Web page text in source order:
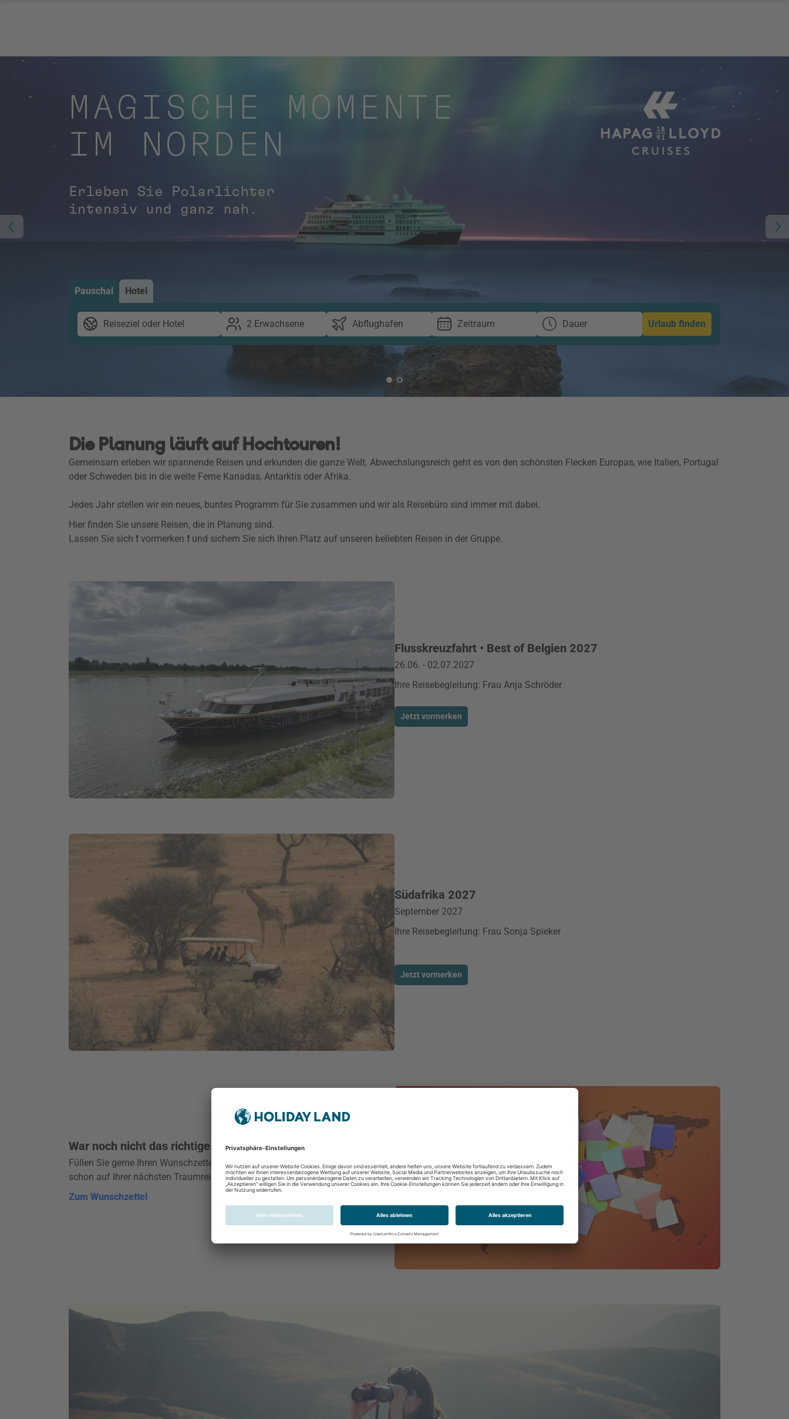
Pauschal Hotel
Reiseziel oder Hotel 2 Erwachsene Abflughafen Zeitraum Dauer Urlaub finden
Die Planung läuft auf Hochtouren!
Gemeinsam erleben wir spannende Reisen und erkunden die ganze Welt. Abwechslungsreich geht es von den schönsten Flecken Europas, wie Italien, Portugal
oder Schweden bis in die weite Ferne Kanadas, Antarktis oder Afrika.
Jedes Jahr stellen wir ein neues, buntes Programm für Sie zusammen und wir als Reisebüro sind immer mit dabei.
Hier finden Sie unsere Reisen, die in Planung sind.
Lassen Sie sich ❗ vormerken ❗ und sichern Sie sich Ihren Platz auf unseren beliebten Reisen in der Gruppe.
Flusskreuzfahrt • Best of Belgien 2027
26.06. - 02.07.2027
Ihre Reisebegleitung: Frau Anja Schröder
Jetzt vormerken
Südafrika 2027
September 2027
Ihre Reisebegleitung: Frau Sonja Spieker
Jetzt vormerken
War noch nicht das richtige Ziel für Sie dabei?
Füllen Sie gerne Ihren Wunschzettel aus und wer weiß, vielleicht sehen wir uns
schon auf Ihrer nächsten Traumreise.
Zum Wunschzettel